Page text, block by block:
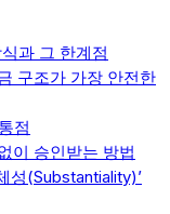
과 그 한계점
구조가 가장 안전한
점
이 승인받는 방법
성(Substantiality)’